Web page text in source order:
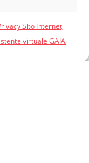
Sito Internet,
virtuale GAIA
virtuale